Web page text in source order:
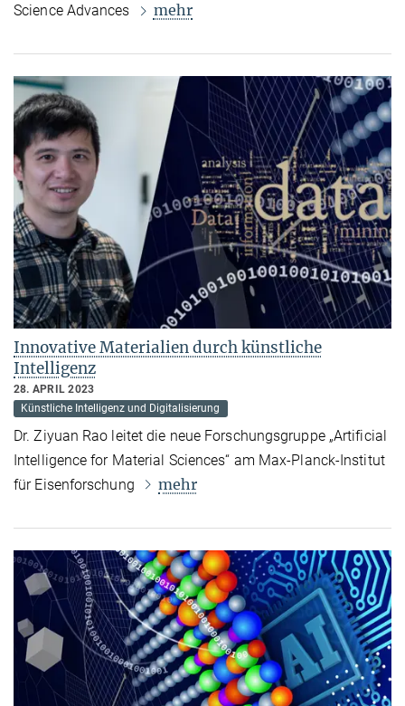
Science Advances
mehr
Innovative Materialien durch künstliche
Intelligenz
28. APRIL 2023
Künstliche Intelligenz und Digitalisierung
Dr. Ziyuan Rao leitet die neue Forschungsgruppe „Artificial
Intelligence for Material Sciences“ am Max-Planck-Institut
für Eisenforschung
mehr